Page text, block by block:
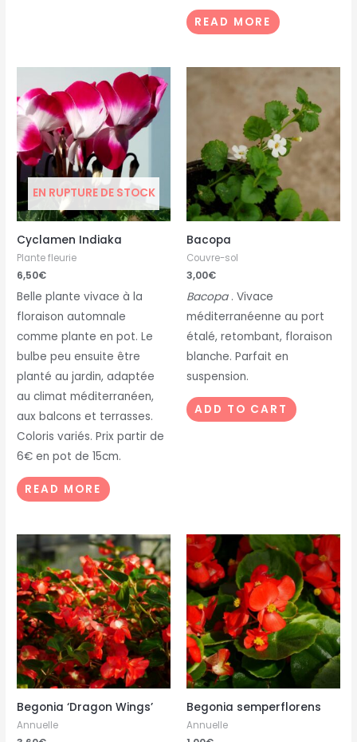
READ MORE
EN RUPTURE DE STOCK
Cyclamen Indiaka
Plante fleurie
6,50€
Belle plante vivace à la
floraison automnale
comme plante en pot. Le
bulbe peu ensuite être
planté au jardin, adaptée
au climat méditerranéen,
aux balcons et terrasses.
Coloris variés. Prix partir de
6€ en pot de 15cm.
READ MORE
Bacopa
Couvre-sol
3,00€
Bacopa . Vivace
méditerranéenne au port
étalé, retombant, floraison
blanche. Parfait en
suspension.
ADD TO CART
Begonia ‘Dragon Wings’
Annuelle
Begonia semperflorens
Annuelle